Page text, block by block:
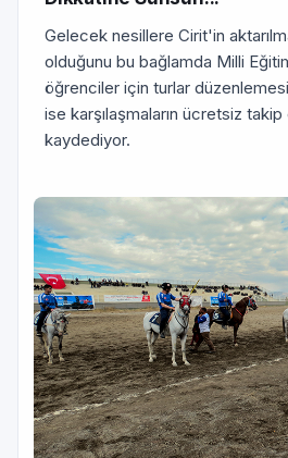
Gelecek nesillere Cirit'in
olduğunu bu bağlamda Milli
öğrenciler için turlar
ise karşılaşmaların ücretsiz
kaydediyor.